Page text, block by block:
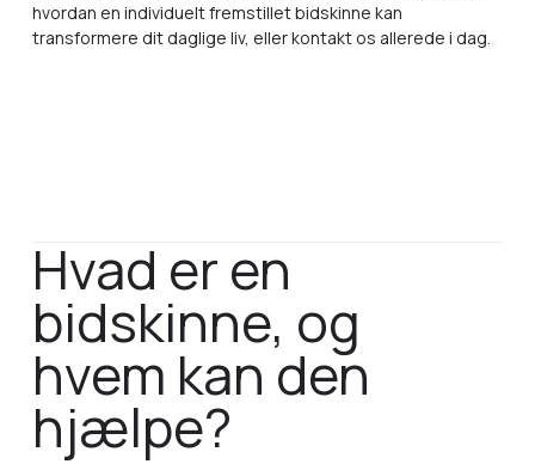
hvordan en individuelt fremstillet bidskinne kan
transformere dit daglige liv, eller kontakt os allerede i dag.
Hvad er en
bidskinne, og
hvem kan den
hjælpe?